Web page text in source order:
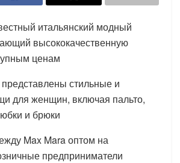
итальянский модный
высококачественную
ценам
стильные и
для женщин, включая пальто,
и брюки
Max Mara оптом на
предприниматели